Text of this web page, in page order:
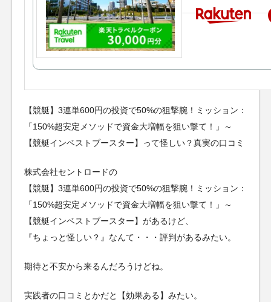
【競艇】3連単600円の投資で50%の狙撃腕！ミッション：
「150%超安定メソッドで資金大増幅を狙い撃て！」～
【競艇インベストブースター】って怪しい？真実の口コミ
株式会社セントロードの
【競艇】3連単600円の投資で50%の狙撃腕！ミッション：
「150%超安定メソッドで資金大増幅を狙い撃て！」～
【競艇インベストブースター】があるけど、
『ちょっと怪しい？』なんて・・・評判があるみたい。
期待と不安から来るんだろうけどね。
実践者の口コミとかだと【効果ある】みたい。